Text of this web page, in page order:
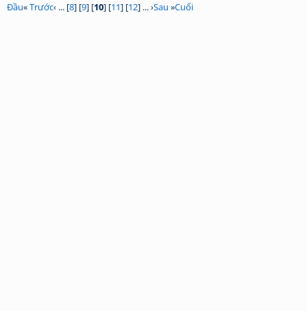
Đầu«Trước‹ ... [8] [9] [10] [11] [12] ... ›Sau »Cuối